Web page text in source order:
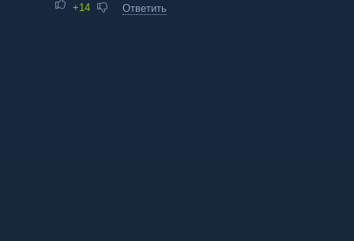
+14 Ответить